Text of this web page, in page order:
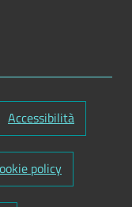
Accessibilità
policy